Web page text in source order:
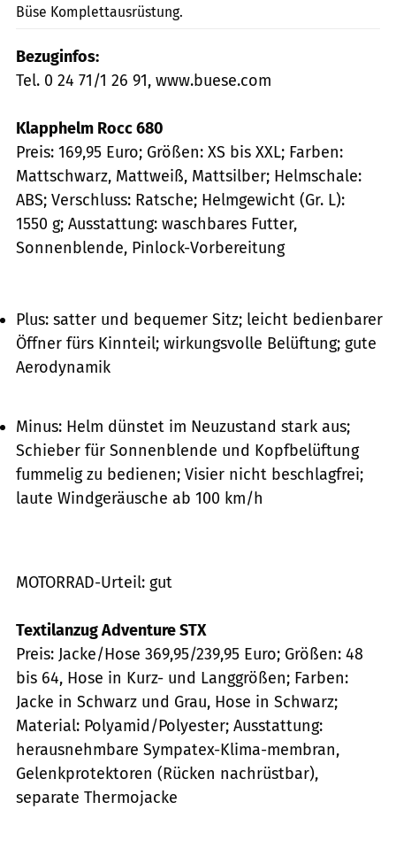
Büse Komplettausrüstung.
Bezuginfos:
Tel. 0 24 71/1 26 91, www.buese.com
Klapphelm Rocc 680
Preis: 169,95 Euro; Größen: XS bis XXL; Farben:
Mattschwarz, Mattweiß, Mattsilber; Helmschale:
ABS; Verschluss: Ratsche; Helmgewicht (Gr. L):
1550 g; Ausstattung: waschbares Futter,
Sonnenblende, Pinlock-Vorbereitung
Plus: satter und bequemer Sitz; leicht bedienbarer
Öffner fürs Kinnteil; wirkungsvolle Belüftung; gute
Aerodynamik
Minus: Helm dünstet im Neuzustand stark aus;
Schieber für Sonnenblende und Kopfbelüftung
fummelig zu bedienen; Visier nicht beschlagfrei;
laute Windgeräusche ab 100 km/h
MOTORRAD-Urteil: gut
Textilanzug Adventure STX
Preis: Jacke/Hose 369,95/239,95 Euro; Größen: 48
bis 64, Hose in Kurz- und Langgrößen; Farben:
Jacke in Schwarz und Grau, Hose in Schwarz;
Material: Polyamid/Polyester; Ausstattung:
herausnehmbare Sympatex-Klima-membran,
Gelenkprotektoren (Rücken nachrüstbar),
separate Thermojacke